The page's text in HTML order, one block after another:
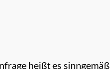
heißt es sinngemäß,